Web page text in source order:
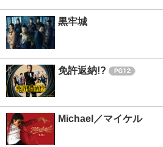
黒牢城
免許返納!?
Michael／マイケル